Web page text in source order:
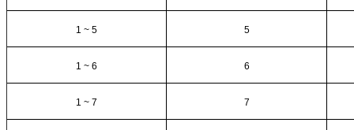
1 ~ 5 5
1 ~ 6 6
1 ~ 7 7